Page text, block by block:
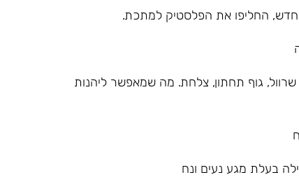
החליפו את הפלסטיק למתכת.
שרוול, גוף תחתון, צלחת. מה שמאפשר ליהנות
בעלת מגע נעים ונח